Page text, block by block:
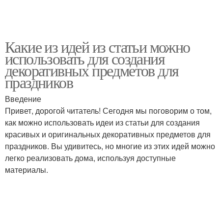
Какие из идей из статьи можно
использовать для создания
декоративных предметов для
праздников
Введение
Привет, дорогой читатель! Сегодня мы поговорим о том,
как можно использовать идеи из статьи для создания
красивых и оригинальных декоративных предметов для
праздников. Вы удивитесь, но многие из этих идей можно
легко реализовать дома, используя доступные
материалы.